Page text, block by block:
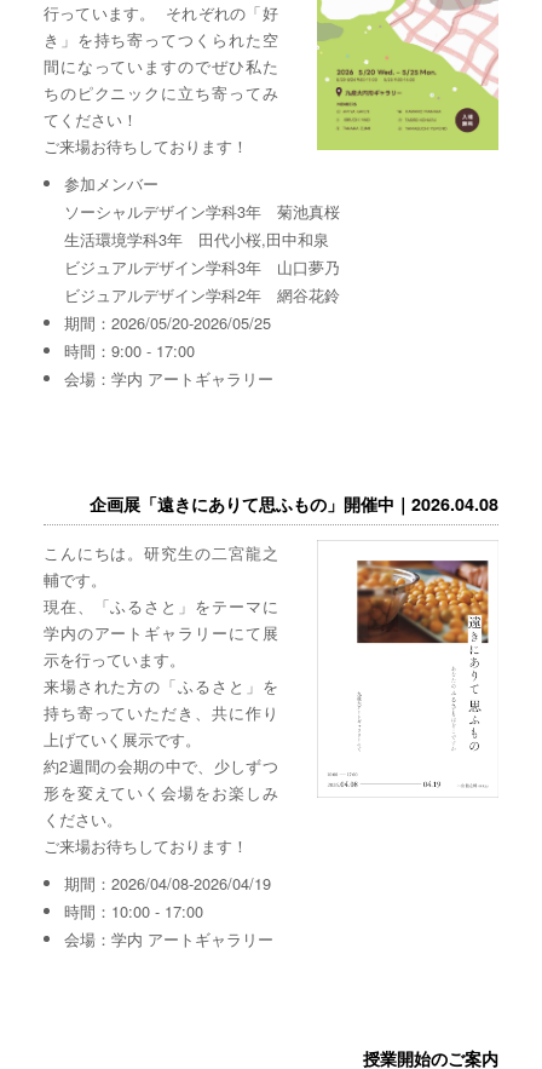
行っています。 それぞれの「好
き」を持ち寄ってつくられた空
間になっていますのでぜひ私た
ちのピクニックに立ち寄ってみ
てください！
ご来場お待ちしております！
参加メンバー
ソーシャルデザイン学科3年 菊池真桜
生活環境学科3年 田代小桜,田中和泉
ビジュアルデザイン学科3年 山口夢乃
ビジュアルデザイン学科2年 網谷花鈴
期間：2026/05/20-2026/05/25
時間：9:00 - 17:00
会場：学内 アートギャラリー
企画展「遠きにありて思ふもの」開催中｜2026.04.08
こんにちは。研究生の二宮龍之
輔です。
現在、「ふるさと」をテーマに
学内のアートギャラリーにて展
示を行っています。
来場された方の「ふるさと」を
持ち寄っていただき、共に作り
上げていく展示です。
約2週間の会期の中で、少しずつ
形を変えていく会場をお楽しみ
ください。
ご来場お待ちしております！
期間：2026/04/08-2026/04/19
時間：10:00 - 17:00
会場：学内 アートギャラリー
授業開始のご案内